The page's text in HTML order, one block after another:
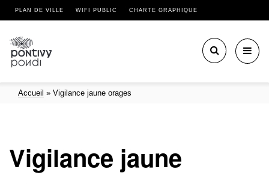
PLAN DE VILLE WIFI PUBLIC CHARTE GRAPHIQUE
Accueil » Vigilance jaune orages
Vigilance jaune